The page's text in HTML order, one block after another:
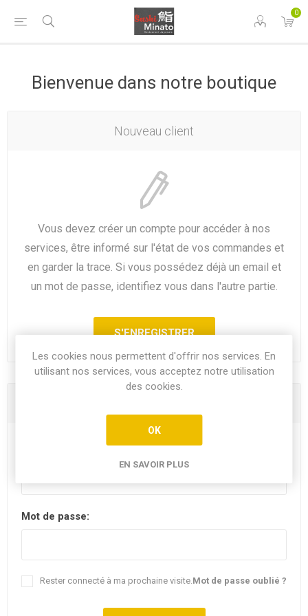
0
Bienvenue dans notre boutique
Nouveau client
Vous devez créer un compte pour accéder à nos
services, être informé sur l'état de vos commandes et
en garder la trace. Si vous possédez déjà un email et
un mot de passe, identifiez vous dans l'autre partie.
Mot de passe:
Mot de passe oublié ?
Rester connecté à ma prochaine visite.
Les cookies nous permettent d'offrir nos services. En
utilisant nos services, vous acceptez notre utilisation
des cookies.
OK
EN SAVOIR PLUS